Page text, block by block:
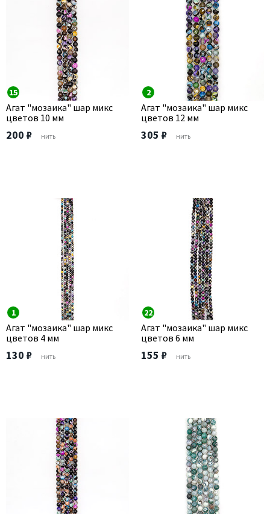
15
Агат "мозаика" шар микс
цветов 10 мм
200 ₽ нить
2
Агат "мозаика" шар микс
цветов 12 мм
305 ₽ нить
1
Агат "мозаика" шар микс
цветов 4 мм
130 ₽ нить
22
Агат "мозаика" шар микс
цветов 6 мм
155 ₽ нить